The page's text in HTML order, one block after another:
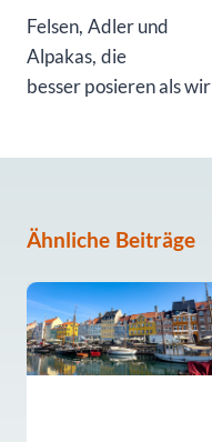
Felsen, Adler und
Alpakas, die
besser posieren als wir
Ähnliche Beiträge